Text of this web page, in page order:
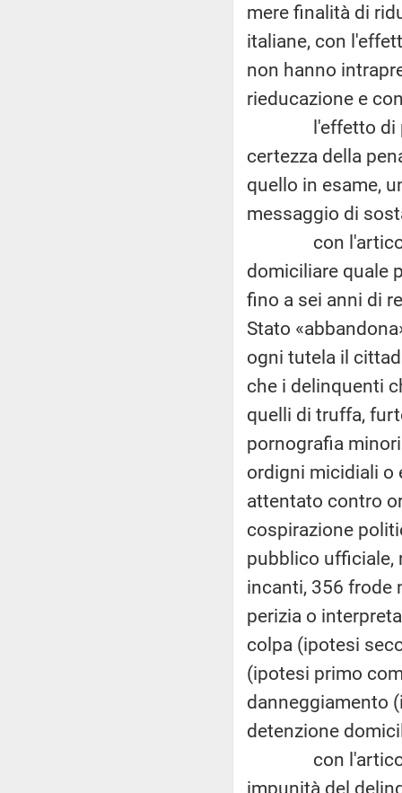
mere finalità di
italiane, con
non hanno
rieducazione e
l'effetto di
certezza della
quello in esame,
messaggio di
con l'articolo 1
domiciliare quale
fino a sei anni di
Stato
ogni tutela il
che i delinquenti
quelli di truffa,
pornografia
ordigni micidiali o
attentato contro
cospirazione
pubblico ufficiale,
incanti, 356 frode
perizia o
colpa (ipotesi
(ipotesi primo
danneggiamento
detenzione
con l'articolo 2
impunità del